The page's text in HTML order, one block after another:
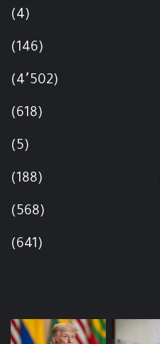
(4)
(146)
(4٬502)
(618)
(5)
(188)
(568)
(641)